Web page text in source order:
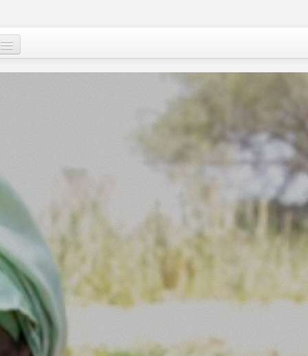
Qui sommes-nous?
Images et mots du Niger
Soutenir le peuple nigérien
A propos
Le Niger